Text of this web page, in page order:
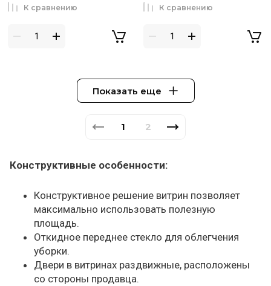
К сравнению К сравнению
Показать еще
1 2
Конструктивные особенности:
Конструктивное решение витрин позволяет
максимально использовать полезную
площадь.
Откидное переднее стекло для облегчения
уборки.
Двери в витринах раздвижные, расположены
со стороны продавца.